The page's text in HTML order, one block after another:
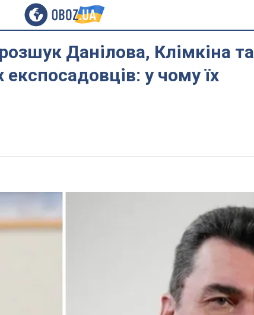
Данілова, Клімкіна та
експосадовців: у чому їх